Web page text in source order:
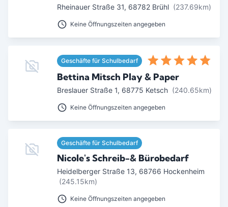
Rheinauer Straße 31, 68782 Brühl (237.69km)
Keine Öffnungszeiten angegeben
Geschäfte für Schulbedarf
Bettina Mitsch Play & Paper
Breslauer Straße 1, 68775 Ketsch (240.65km)
Keine Öffnungszeiten angegeben
Geschäfte für Schulbedarf
Nicole's Schreib-& Bürobedarf
Heidelberger Straße 13, 68766 Hockenheim
(245.15km)
Keine Öffnungszeiten angegeben